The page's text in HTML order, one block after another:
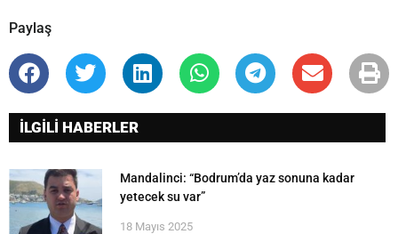
Paylaş
İLGİLİ HABERLER
Mandalinci: “Bodrum’da yaz sonuna kadar
yetecek su var”
18 Mayıs 2025